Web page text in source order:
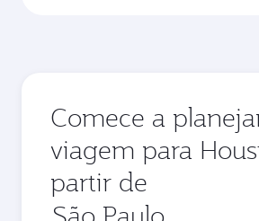
Comece a
viagem para
partir de
Cidade